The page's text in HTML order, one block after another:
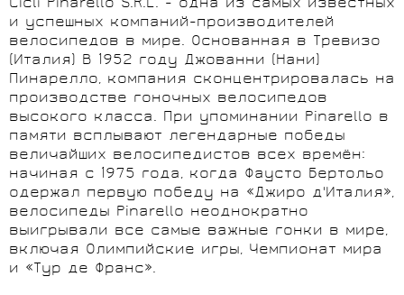
и успешных компаний-производителей
велосипедов в мире. Основанная в Тревизо
(Италия) В 1952 году Джованни (Нани)
Пинарелло, компания сконцентрировалась на
производстве гоночных велосипедов
высокого класса. При упоминании Pinarello в
памяти всплывают легендарные победы
величайших велосипедистов всех времён:
начиная с 1975 года, когда Фаусто Бертольо
одержал первую победу на «Джиро д'Италия»,
велосипеды Pinarello неоднократно
выигрывали все самые важные гонки в мире,
включая Олимпийские игры, Чемпионат мира
и «Тур де Франс».